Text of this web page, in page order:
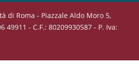
di Roma - Piazzale Aldo Moro 5,
49911 - C.F.: 80209930587 - P. Iva: